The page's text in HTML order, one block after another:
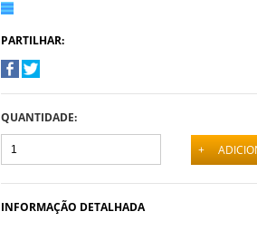
PARTILHAR:
QUANTIDADE:
+
INFORMAÇÃO DETALHADA